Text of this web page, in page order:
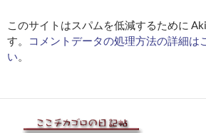
このサイトはスパムを低減するために
す。
コメントデータの処理方法の詳細は
い。